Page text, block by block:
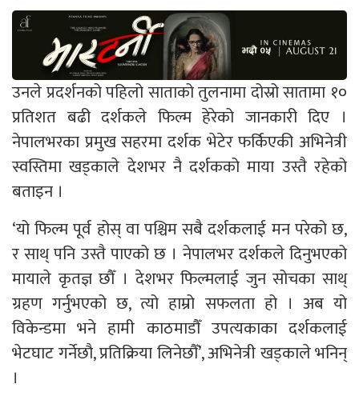
उनले प्रदर्शनको पहिलो साताको तुलनामा दोस्रो सातामा १०
प्रतिशत बढी दर्शकले फिल्म हेरेको जानकारी दिए ।
नेपालभरका प्रमुख सहरमा दर्शक भेटेर फर्किएकी अभिनेत्री
स्वस्तिमा खड्काले देशभर नै दर्शकको माया उस्तै रहेको
बताइन ।
‘यो फिल्म पूर्व होस् वा पश्चिम सबै दर्शकलाई मन परेको छ,
र साथ् पनि उस्तै पाएको छ । नेपालभर दर्शकले दिनुभएको
मायाले कृतज्ञ छौँ । देशभर फिल्मलाई जुन सोचका साथ्
ग्रहण गर्नुभएको छ, त्यो हाम्रो सफलता हो । अब यो
विकेन्डमा भने हामी काठमाडौँ उपत्यकाका दर्शकलाई
भेटघाट गर्नेछौ, प्रतिक्रिया लिनेछौँ’, अभिनेत्री खड्काले भनिन्
।